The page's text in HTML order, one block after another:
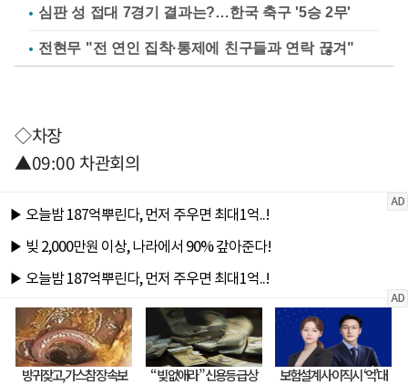
심판 성 접대 7경기 결과는?…한국 축구 '5승 2무'
전현무 "전 연인 집착·통제에 친구들과 연락 끊겨"
◇차장
▲09:00 차관회의